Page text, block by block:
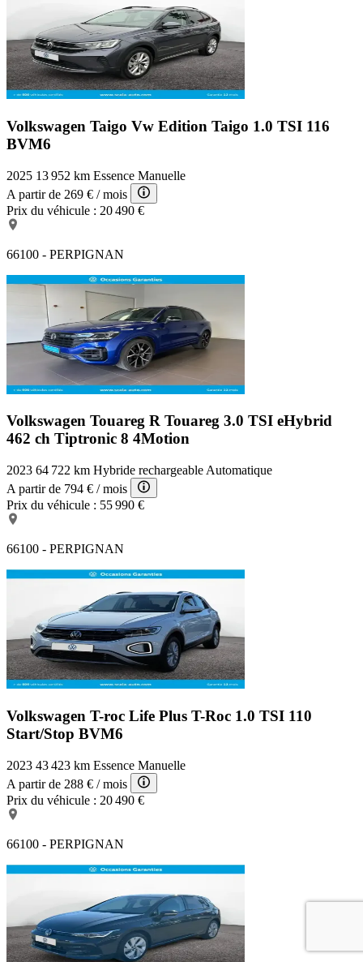
Volkswagen Taigo Vw Edition Taigo 1.0 TSI 116
BVM6
2025 13 952 km Essence Manuelle
A partir de 269 € / mois
Prix du véhicule : 20 490 €
66100 - PERPIGNAN
Volkswagen Touareg R Touareg 3.0 TSI eHybrid
462 ch Tiptronic 8 4Motion
2023 64 722 km Hybride rechargeable Automatique
A partir de 794 € / mois
Prix du véhicule : 55 990 €
66100 - PERPIGNAN
Volkswagen T-roc Life Plus T-Roc 1.0 TSI 110
Start/Stop BVM6
2023 43 423 km Essence Manuelle
A partir de 288 € / mois
Prix du véhicule : 20 490 €
66100 - PERPIGNAN